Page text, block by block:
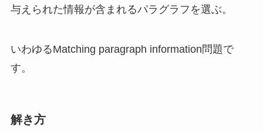
与えられた情報が含まれるパラグラフを選ぶ。
いわゆるMatching paragraph information問題で
す。
解き方